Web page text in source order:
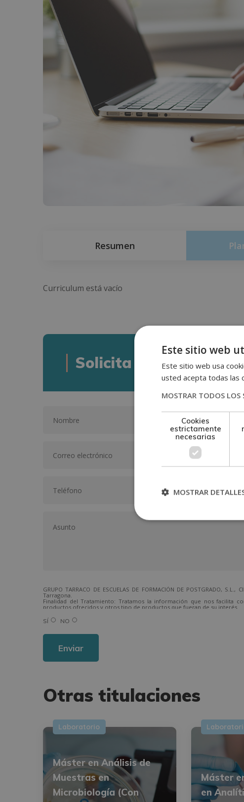
Resumen
Curriculum está vacío
Solicita información
GRUPO TARRACO DE ESCUELAS DE FORMACIÓN DE POSTGRADO,
Tarragona.
Finalidad del Tratamiento: Tratamos la información que nos
productos ofrecidos y otros tipo de productos que fueran de su interés.
Derechos: Puede ejercitar sus derechos identificándose
Para más información consulte nuestra Política de Privacidad.
SÍ NO
Otras titulaciones
Laboratorio
Máster en Análisis de
Muestras en
Microbiología (Con
Máster
en
Este sitio web
Este sitio web usa
usted acepta todas las
MOSTRAR TODOS LOS
Cookies
estrictamente
necesarias
MOSTRAR